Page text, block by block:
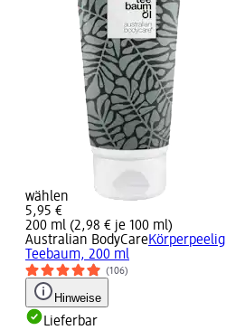
wählen
5,95 €
200 ml (2,98 € je 100 ml)
Australian BodyCareKörperpeelig
Teebaum, 200 ml
(106)
Hinweise
Lieferbar